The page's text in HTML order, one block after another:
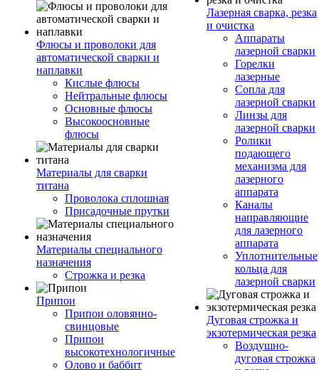
Флюсы и проволоки для
автоматической сварки и
наплавки
Кислые флюсы
Нейтральные флюсы
Основные флюсы
Высокоосновные
флюсы
Материалы для сварки
титана
Проволока сплошная
Присадочные прутки
Материалы специального
назначения
Строжка и резка
Припои
Припои оловянно-
свинцовые
Припои
высокотехнологичные
Олово и баббит
Лазерная сварка, резка
и очистка
Аппараты
лазерной сварки
Горелки
лазерные
Сопла для
лазерной сварки
Линзы для
лазерной сварки
Ролики
подающего
механизма для
лазерного
аппарата
Каналы
направляющие
для лазерного
аппарата
Уплотнительные
кольца для
лазерной сварки
Дуговая строжка и
экзотермическая резка
Воздушно-
дуговая строжка